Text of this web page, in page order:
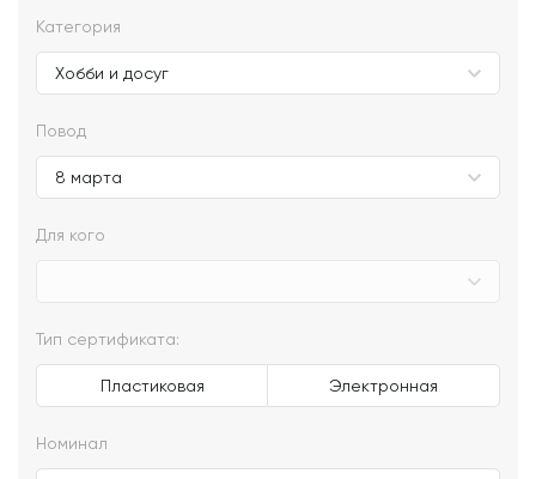
Категория
Повод
Для кого
Тип сертификата:
Пластиковая Электронная
Номинал